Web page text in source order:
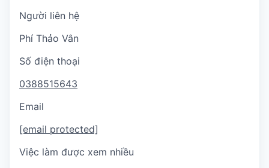
Người liên hệ
Phí Thảo Vân
Số điện thoại
0388515643
Email
[email protected]
Việc làm được xem nhiều